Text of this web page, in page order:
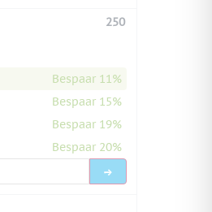
250
Bespaar 11%
Bespaar 15%
Bespaar 19%
Bespaar 20%